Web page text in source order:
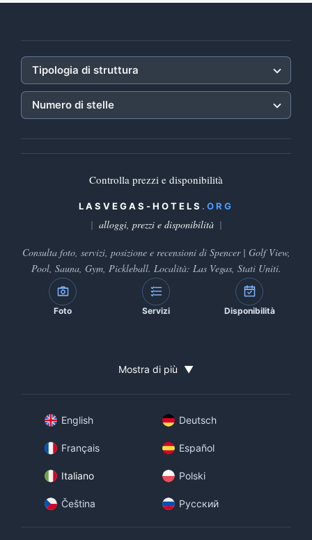
Tipologia di struttura
Numero di stelle
Controlla prezzi e disponibilità
LASVEGAS-HOTELS .ORG
alloggi, prezzi e disponibilità
Consulta foto, servizi, posizione e recensioni di Spencer | Golf View,
Pool, Sauna, Gym, Pickleball. Località: Las Vegas, Stati Uniti.
Foto Servizi Disponibilità
Mostra di più ▼
English Deutsch
Français Español
Italiano Polski
Čeština Русский